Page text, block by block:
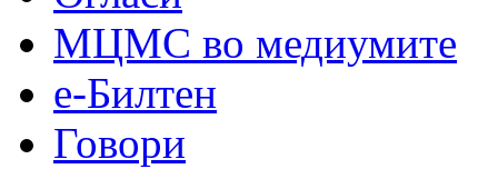
МЦМС во медиумите
е-Билтен
Говори